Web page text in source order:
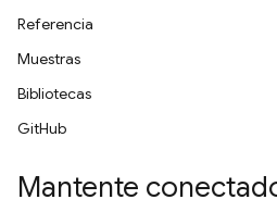
Referencia
Muestras
Bibliotecas
GitHub
Mantente